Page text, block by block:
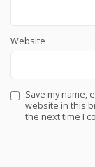
Website
Save my name,
website in this
the next time I